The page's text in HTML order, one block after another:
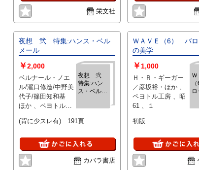
栄文社
夜想 弐 特集:ハンス・ベル
メール
夜想 弐
特集:ハン
ス・ベルメ
￥2,000
ベルナール・ノエ
ル/瀧口修造/中野美
代子/篠田知和基
ほか 、ペヨトル工
(背に少スレ有) 191頁
カバラ書店
ＷＡＶＥ（6） バロ
の美学
Ｗ
￥ 1,000
Ｈ・Ｒ・ギーガー
／彦坂裕・ほか 、
ペヨトル工房 、昭
61 、１
初版